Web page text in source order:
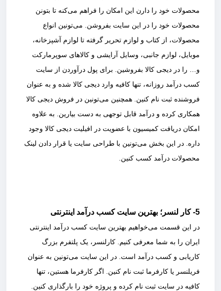
محصولات خود را دارن این امکان را فراهم می‌کنه تا بتونن
محصولات خود را در این سایت بفروشن. می‌تونین انواع
محصولات، از کتاب و لوازم تحریر گرفته تا لوازم آشپزخانه،
موبایل، لوازم جانبی، وسایل آرایشی و کالاهای سوپرمارکت
و… را در دیجی کالا بفروشین. برای پول درآوردن از سایت
کسب درآمد روزانه، تنها کافیه وارد دیجی کالا شده و به عنوان
فروشنده ثبت نام کنین. همچنین می‌تونین در فروش دیجی کالا
همکاری کرده و درآمد قابل توجهی به دست بیارین. به علاوه
امکان دریافت کمیسیون با عضویت در افیلیت دیجی کالا وجود
داره. در این بخش می‌تونین با طراحی سایت یا قرار دادن لینک
محصولات درآمد کسب کنین.
5- کار لنسر؛ بهترین سایت کسب درآمد اینترنتی
در این قسمت می‌خواهیم بهترین سایت کسب درآمد اینترنتی
ایران را به شما معرفی کنیم. کارلنسر، یک پلتفرم بزرگ
کاریابی و کسب درآمد است. در این سایت می‌تونین به عنوان
فریلنسر یا کارفرما ثبت نام کنین. اگر کارفرما هستین، تنها
کافیه در سایت ثبت نام کرده و پروژه خود را بارگذاری کنین.